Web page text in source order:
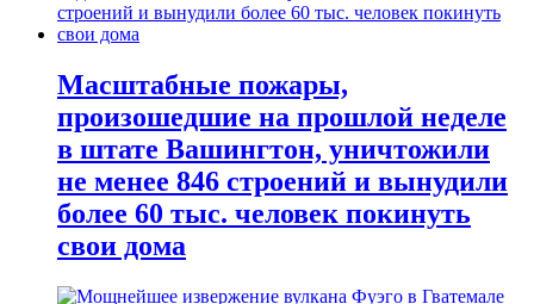
Масштабные пожары,
произошедшие на прошлой неделе
в штате Вашингтон, уничтожили
не менее 846 строений и вынудили
более 60 тыс. человек покинуть
свои дома